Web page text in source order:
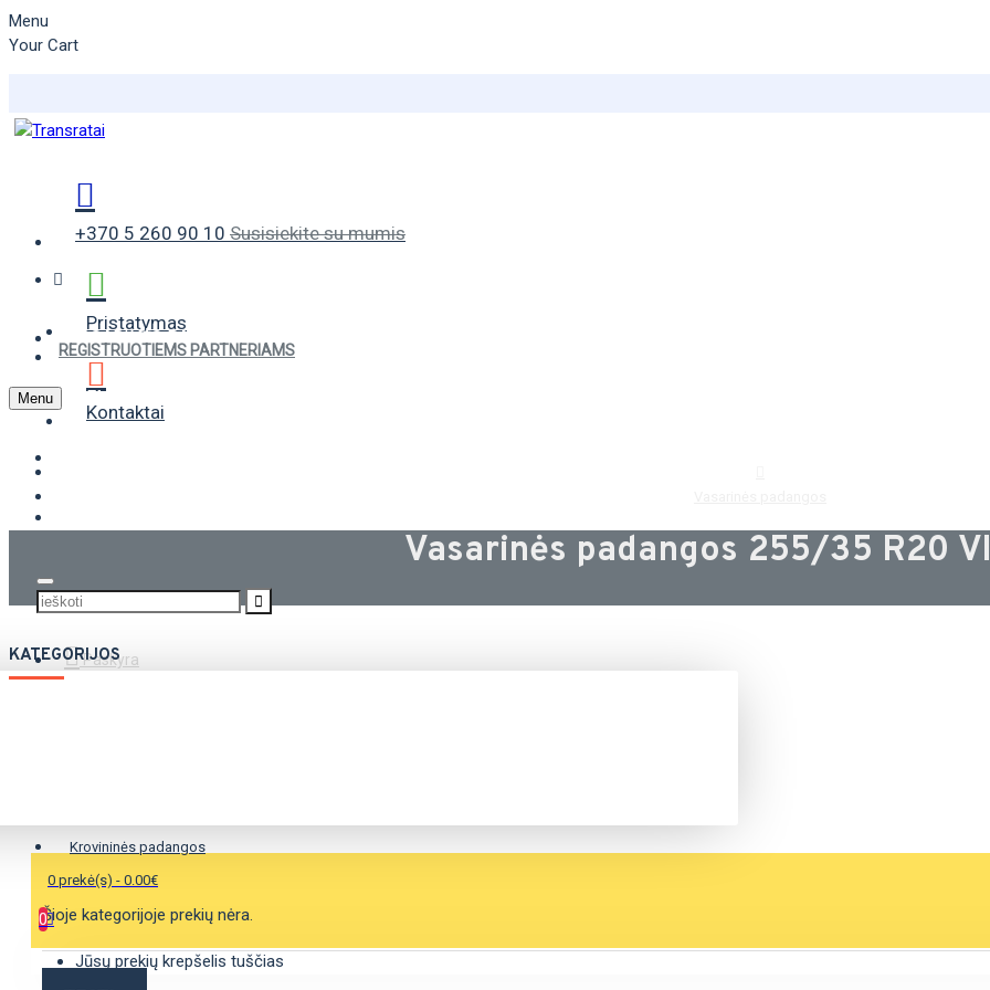
Menu
Your Cart
+370 5 260 90 10 Susisiekite su mumis
Pristatymas
Kontaktai
VASARINĖS PADANGOS
ŽIEMINĖS PADANGOS
Paskyra
0 prekė(s) - 0.00€
0
Jūsų prekių krepšelis tuščias
REGISTRUOTIEMS PARTNERIAMS
Menu
Vasarinės padangos 255/35 R20
KATEGORIJOS
Krovininės padangos
Šioje kategorijoje prekių nėra.